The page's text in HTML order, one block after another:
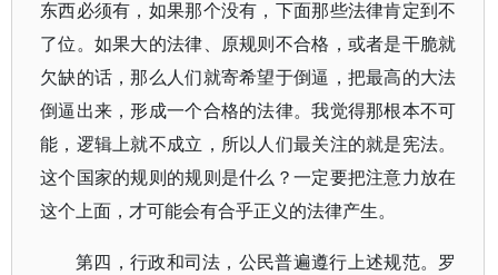
东西必须有，如果那个没有，下面那些法律肯定到不
了位。如果大的法律、原规则不合格，或者是干脆就
欠缺的话，那么人们就寄希望于倒逼，把最高的大法
倒逼出来，形成一个合格的法律。我觉得那根本不可
能，逻辑上就不成立，所以人们最关注的就是宪法。
这个国家的规则的规则是什么？一定要把注意力放在
这个上面，才可能会有合乎正义的法律产生。
第四，行政和司法，公民普遍遵行上述规范。罗